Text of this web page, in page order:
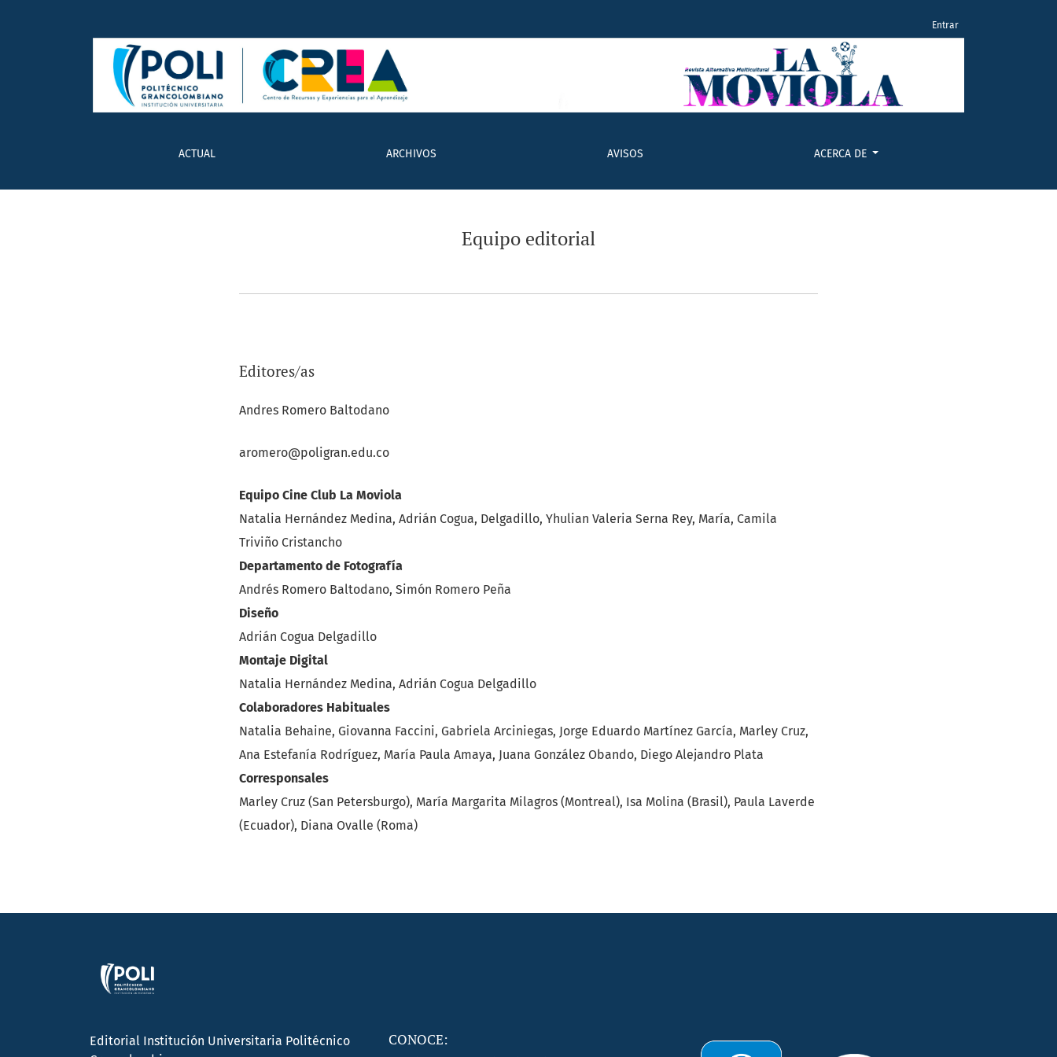
ACTUAL ARCHIVOS AVISOS ACERCA DE
Entrar
Equipo editorial
Editores/as
Andres Romero Baltodano
aromero@poligran.edu.co
Equipo Cine Club La Moviola
Natalia Hernández Medina, Adrián Cogua, Delgadillo, Yhulian Valeria Serna Rey, María, Camila
Triviño Cristancho
Departamento de Fotografía
Andrés Romero Baltodano, Simón Romero Peña
Diseño
Adrián Cogua Delgadillo
Montaje Digital
Natalia Hernández Medina, Adrián Cogua Delgadillo
Colaboradores Habituales
Natalia Behaine, Giovanna Faccini, Gabriela Arciniegas, Jorge Eduardo Martínez García, Marley Cruz,
Ana Estefanía Rodríguez, María Paula Amaya, Juana González Obando, Diego Alejandro Plata
Corresponsales
Marley Cruz (San Petersburgo), María Margarita Milagros (Montreal), Isa Molina (Brasil), Paula Laverde
(Ecuador), Diana Ovalle (Roma)
Editorial Institución Universitaria Politécnico
CONOCE: